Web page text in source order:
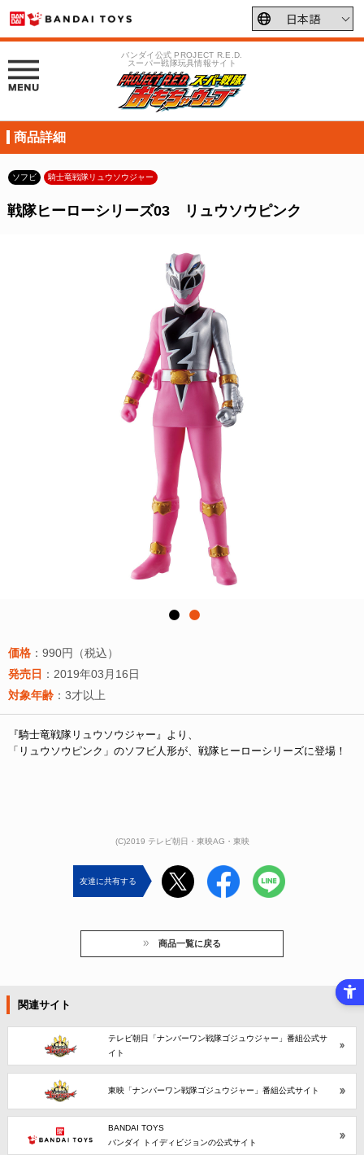
バンダイ公式 PROJECT R.E.D.
スーパー戦隊玩具情報サイト
商品詳細
ソフビ 騎士竜戦隊リュウソウジャー
戦隊ヒーローシリーズ03 リュウソウピンク
価格 ：990円（税込）
発売日 ：2019年03月16日
対象年齢 ：3才以上
『騎士竜戦隊リュウソウジャー』より、
「リュウソウピンク」のソフビ人形が、戦隊ヒーローシリーズに登場！
(C)2019 テレビ朝日・東映AG・東映
友達に共有する
商品一覧に戻る
関連サイト
テレビ朝日「ナンバーワン戦隊ゴジュウジャー」番組公式サ
イト
東映「ナンバーワン戦隊ゴジュウジャー」番組公式サイト
BANDAI TOYS
バンダイ トイディビジョンの公式サイト